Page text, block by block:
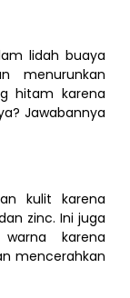
lidah buaya
menurunkan
hitam karena
Jawabannya
kulit karena
zinc. Ini juga
karena
mencerahkan